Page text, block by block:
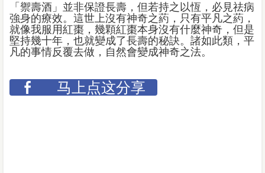
「禦壽酒」並非保證長壽，但若持之以恆，必見祛病
強身的療效。這世上沒有神奇之葯，只有平凡之葯，
就像我服用紅棗，幾顆紅棗本身沒有什麼神奇，但是
堅持幾十年，也就變成了長壽的秘訣。諸如此類，平
凡的事情反覆去做，自然會變成神奇之法。
马上点这分享